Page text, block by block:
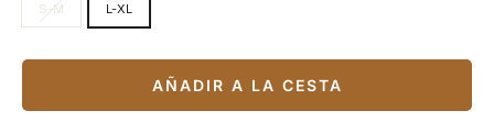
S-M L-XL
AÑADIR A LA CESTA